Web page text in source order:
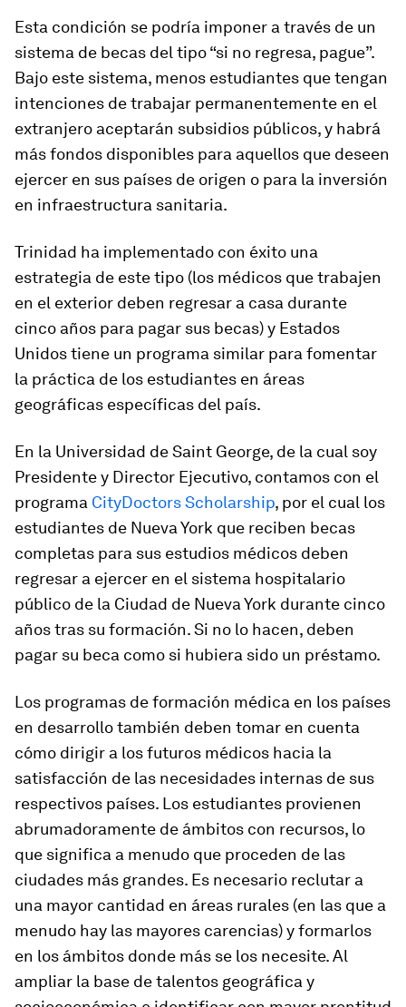
Esta condición se podría imponer a través de un
sistema de becas del tipo “si no regresa, pague”.
Bajo este sistema, menos estudiantes que tengan
intenciones de trabajar permanentemente en el
extranjero aceptarán subsidios públicos, y habrá
más fondos disponibles para aquellos que deseen
ejercer en sus países de origen o para la inversión
en infraestructura sanitaria.
Trinidad ha implementado con éxito una
estrategia de este tipo (los médicos que trabajen
en el exterior deben regresar a casa durante
cinco años para pagar sus becas) y Estados
Unidos tiene un programa similar para fomentar
la práctica de los estudiantes en áreas
geográficas específicas del país.
En la Universidad de Saint George, de la cual soy
Presidente y Director Ejecutivo, contamos con el
programa CityDoctors Scholarship, por el cual los
estudiantes de Nueva York que reciben becas
completas para sus estudios médicos deben
regresar a ejercer en el sistema hospitalario
público de la Ciudad de Nueva York durante cinco
años tras su formación. Si no lo hacen, deben
pagar su beca como si hubiera sido un préstamo.
Los programas de formación médica en los países
en desarrollo también deben tomar en cuenta
cómo dirigir a los futuros médicos hacia la
satisfacción de las necesidades internas de sus
respectivos países. Los estudiantes provienen
abrumadoramente de ámbitos con recursos, lo
que significa a menudo que proceden de las
ciudades más grandes. Es necesario reclutar a
una mayor cantidad en áreas rurales (en las que a
menudo hay las mayores carencias) y formarlos
en los ámbitos donde más se los necesite. Al
ampliar la base de talentos geográfica y